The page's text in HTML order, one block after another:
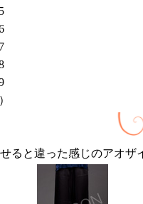
ると違った感じのアオザ